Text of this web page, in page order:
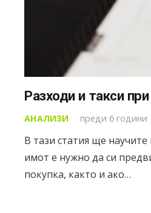
Разходи и такси
АНАЛИЗИ преди 6 години
В тази статия ще
имот е нужно да си
покупка, както и ако…